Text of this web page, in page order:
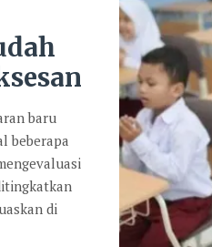
baru
beberapa
di